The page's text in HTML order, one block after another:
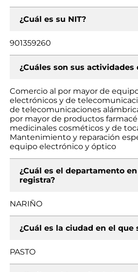
¿Cuál es su NIT?
901359260
¿Cuáles son sus actividades
Comercio al por mayor de
electrónicos y de
de telecomunicaciones
por mayor de productos
medicinales cosméticos y de
Mantenimiento y reparación
equipo electrónico y óptico
¿Cuál es el departamento
registra?
NARIÑO
¿Cuál es la ciudad en el que
PASTO